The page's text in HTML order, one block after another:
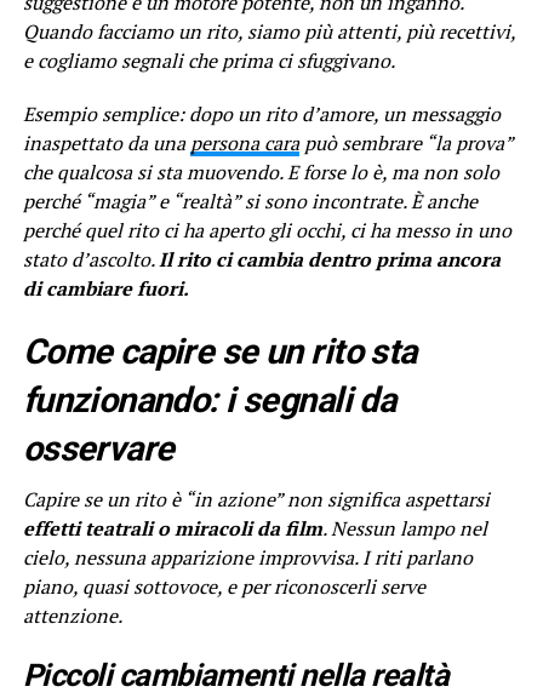
Quando facciamo un rito, siamo più attenti, più recettivi,
e cogliamo segnali che prima ci sfuggivano.
Esempio semplice: dopo un rito d’amore, un messaggio
inaspettato da unapersona carapuò sembrare “la prova”
che qualcosa si sta muovendo. E forse lo è, ma non solo
perché “magia” e “realtà” si sono incontrate. È anche
perché quel rito ci ha aperto gli occhi, ci ha messo in uno
stato d’ascolto.Il rito ci cambia dentro prima ancora
di cambiare fuori.
Come capire se un rito sta
funzionando: i segnali da
osservare
Capire se un rito è “in azione” non significa aspettarsi
effetti teatrali o miracoli da film. Nessun lampo nel
cielo, nessuna apparizione improvvisa. I riti parlano
piano, quasi sottovoce, e per riconoscerli serve
attenzione.
Piccoli cambiamenti nella realtà